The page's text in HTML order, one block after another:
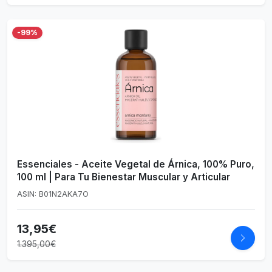
-99%
Essenciales - Aceite Vegetal de Árnica, 100% Puro,
100 ml | Para Tu Bienestar Muscular y Articular
ASIN: B01N2AKA7O
13,95€
1.395,00€